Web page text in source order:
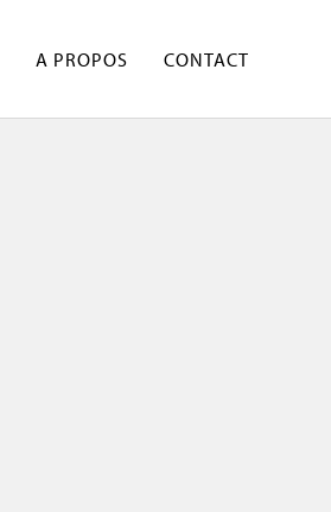
A PROPOS CONTACT